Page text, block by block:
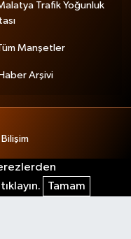
Trafik Yoğunluk
Manşetler
Haber Arşivi
Bilişim
Tamam